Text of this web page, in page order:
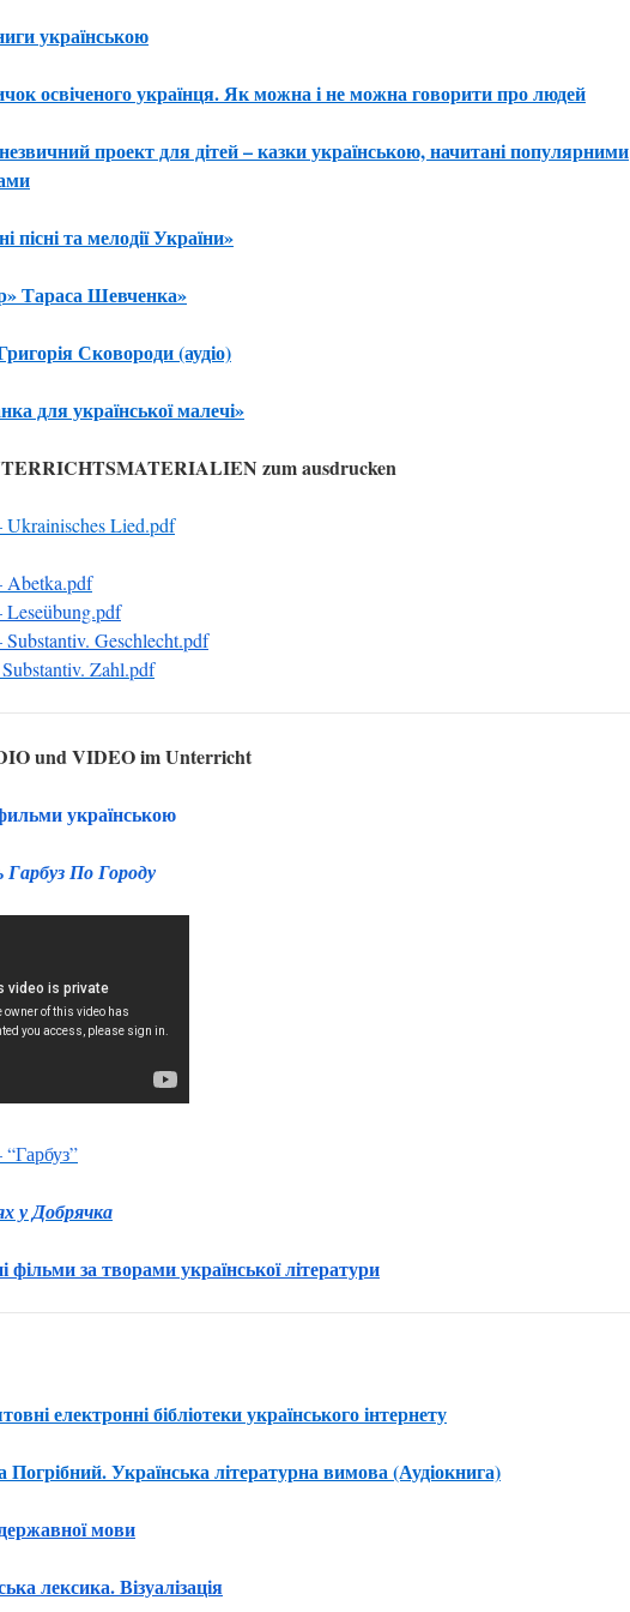
українською
освіченого українця. Як можна і не можна говорити про людей
проект для дітей – казки українською, начитані популярними
пісні та мелодії України»
Тараса Шевченка»
Сковороди (аудіо)
для української малечі»
zum ausdrucken
Ukrainisches Lied.pdf
Abetka.pdf
Leseübung.pdf
Substantiv. Geschlecht.pdf
Zahl.pdf
und VIDEO im Unterricht
українською
По Городу
у Добрячка
фільми за творами української літератури
електронні бібліотеки українського інтернету
Українська літературна вимова (Аудіокнига)
мови
лексика. Візуалізація